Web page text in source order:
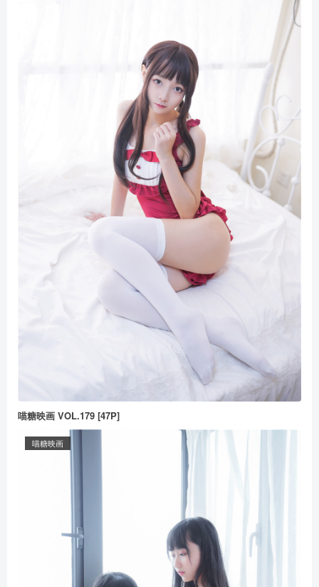
喵糖映画 VOL.179 [47P]
喵糖映画